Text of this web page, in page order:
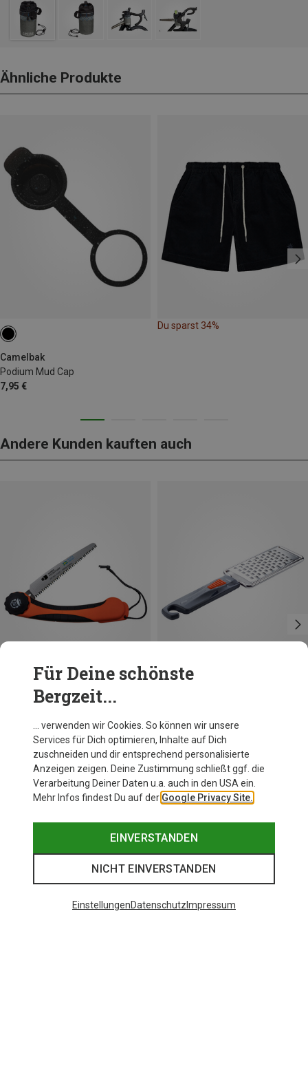
Ähnliche Produkte
Camelbak
Podium Mud Cap
7,95 €
Du sparst 34%
Andere Kunden kauften auch
Nordic Pocket Saw
Nordic Pocket Saw Fold Klappsäge
Für Deine schönste
Bergzeit...
… verwenden wir Cookies. So können wir unsere
Services für Dich optimieren, Inhalte auf Dich
zuschneiden und dir entsprechend personalisierte
Anzeigen zeigen. Deine Zustimmung schließt ggf. die
Verarbeitung Deiner Daten u.a. auch in den USA ein.
Mehr Infos findest Du auf der Google Privacy Site.
EINVERSTANDEN
NICHT EINVERSTANDEN
EinstellungenDatenschutz Impressum